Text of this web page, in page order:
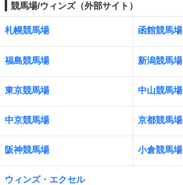
競馬場/ウィンズ（外部サイト）
札幌競馬場 函館競馬場
福島競馬場 新潟競馬場
東京競馬場 中山競馬場
中京競馬場 京都競馬場
阪神競馬場 小倉競馬場
ウィンズ・エクセル